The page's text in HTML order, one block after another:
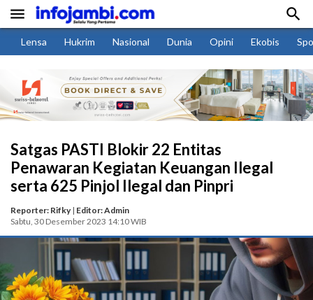
 
Lensa Hukrim Nasional Dunia Opini Ekobis
Satgas PASTI Blokir 22 Entitas
Penawaran Kegiatan Keuangan Ilegal
serta 625 Pinjol Ilegal dan Pinpri
Reporter: Rifky| Editor: Admin
Sabtu, 30 Desember 2023 14:10 WIB